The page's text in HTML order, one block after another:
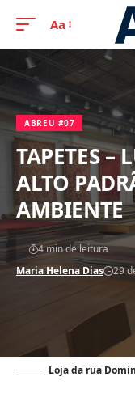
Aa
ABREU #07
TAPETES –
ALTO
AMBIENTE
Maria Helena Dias 29
4 min de leitura
Loja da rua